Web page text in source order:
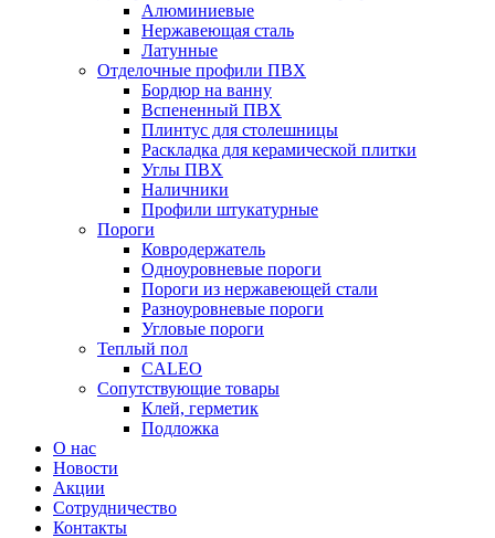
Алюминиевые
Нержавеющая сталь
Латунные
Отделочные профили ПВХ
Бордюр на ванну
Вспененный ПВХ
Плинтус для столешницы
Раскладка для керамической плитки
Углы ПВХ
Наличники
Профили штукатурные
Пороги
Ковродержатель
Одноуровневые пороги
Пороги из нержавеющей стали
Разноуровневые пороги
Угловые пороги
Теплый пол
CALEO
Сопутствующие товары
Клей, герметик
Подложка
О нас
Новости
Акции
Сотрудничество
Контакты